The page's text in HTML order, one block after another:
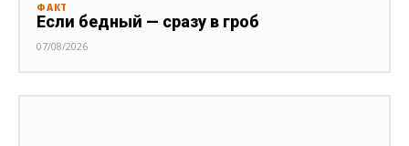
ФАКТ
Если бедный — сразу в гроб
07/08/2026